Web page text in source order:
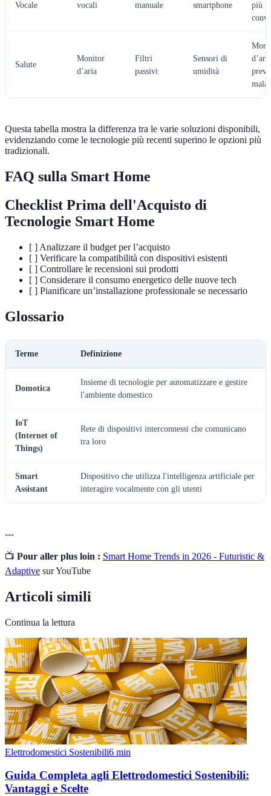
Vocale
vocali
manuale
smartphone
più
Salute
Monitor
d’aria
Filtri
passivi
Sensori di
umidità
d’aria
Questa tabella mostra la differenza tra le varie soluzioni disponibili,
evidenziando come le tecnologie più recenti superino le opzioni più
tradizionali.
FAQ sulla Smart Home
Checklist Prima dell'Acquisto di
Tecnologie Smart Home
[ ] Analizzare il budget per l’acquisto
[ ] Verificare la compatibilità con dispositivi esistenti
[ ] Controllare le recensioni sui prodotti
[ ] Considerare il consumo energetico delle nuove tech
[ ] Pianificare un’installazione professionale se necessario
Glossario
Terme Definizione
Domotica
Insieme di tecnologie per automatizzare e gestire
l'ambiente domestico
IoT
(Internet of
Things)
Rete di dispositivi interconnessi che comunicano
tra loro
Smart
Assistant
Dispositivo che utilizza l'intelligenza artificiale per
interagire vocalmente con gli utenti
---
📺 Pour aller plus loin : Smart Home Trends in 2026 - Futuristic &
Adaptive sur YouTube
Articoli simili
Continua la lettura
Elettrodomestici Sostenibili6 min
Guida Completa agli Elettrodomestici Sostenibili:
Vantaggi e Scelte